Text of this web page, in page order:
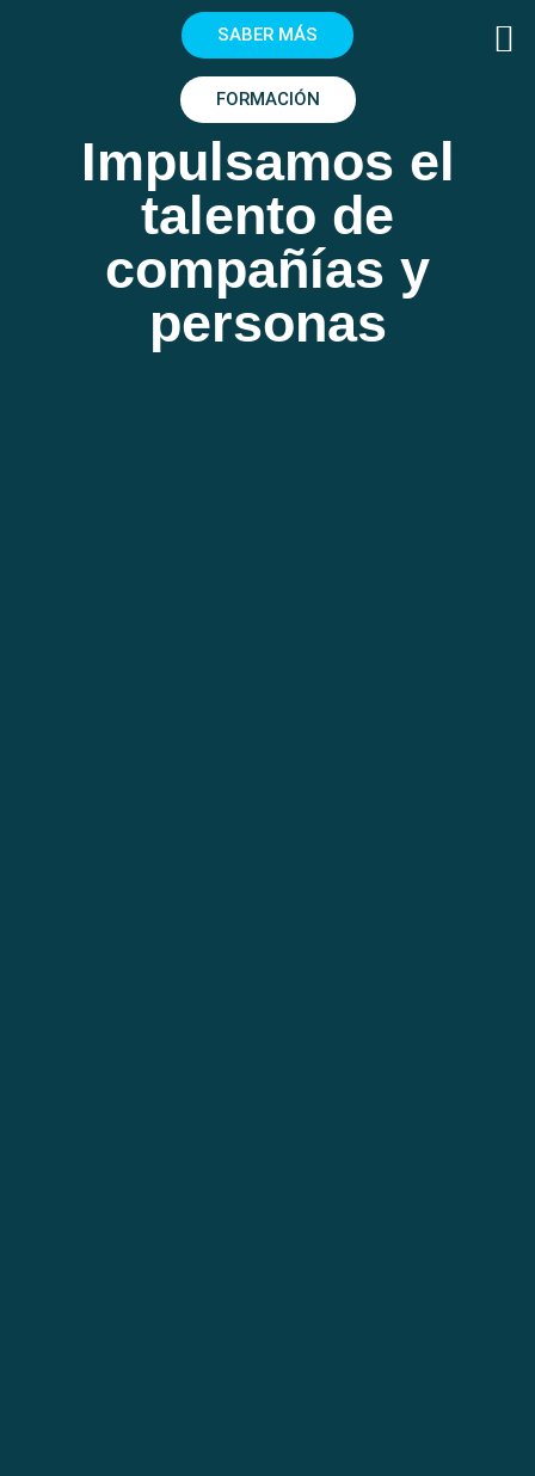
SABER MÁS
FORMACIÓN
Impulsamos el
talento de
compañías y
personas